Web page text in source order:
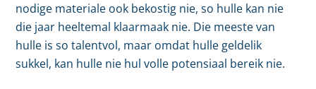
nodige materiale ook bekostig nie, so hulle kan nie
die jaar heeltemal klaarmaak nie. Die meeste van
hulle is so talentvol, maar omdat hulle geldelik
sukkel, kan hulle nie hul volle potensiaal bereik nie.